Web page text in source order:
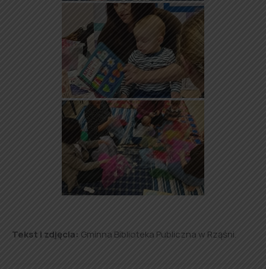
Tekst i zdjęcia: Gminna Biblioteka Publiczna w Rząśni.